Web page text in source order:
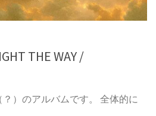
THE WAY /
）のアルバムです。 全体的に